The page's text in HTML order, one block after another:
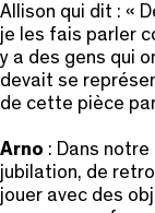
Allison qui dit : «
je les fais parler
y a des gens qui
devait se
de cette pièce
Arno : Dans
jubilation, de
jouer avec des